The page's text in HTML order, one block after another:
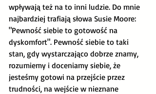
wpływają też na to inni ludzie. Do mnie
najbardziej trafiają słowa Susie Moore:
"Pewność siebie to gotowość na
dyskomfort". Pewność siebie to taki
stan, gdy wystarczająco dobrze znamy,
rozumiemy i doceniamy siebie, że
jesteśmy gotowi na przejście przez
trudności, na wejście w nieznane